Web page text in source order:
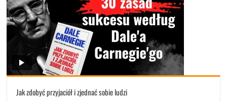
Jak zdobyć przyjaciół i zjednać sobie ludzi